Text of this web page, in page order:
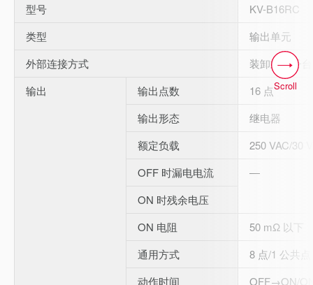
型号
KV-B16RC
类型
输出单元
外部连接方式
装卸式端子台
输出
输出点数
16 点
输出形态
继电器
额定负载
250 VAC/30
OFF 时漏电电流
―
ON 时残余电压
ON 电阻
50 mΩ 以下
通用方式
8 点/1 公共点
动作时间
OFF→ON/
Scroll